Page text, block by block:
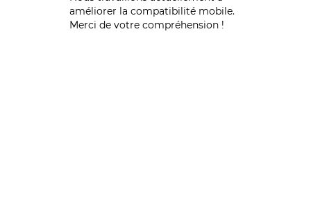
améliorer la compatibilité mobile.
Merci de votre compréhension !